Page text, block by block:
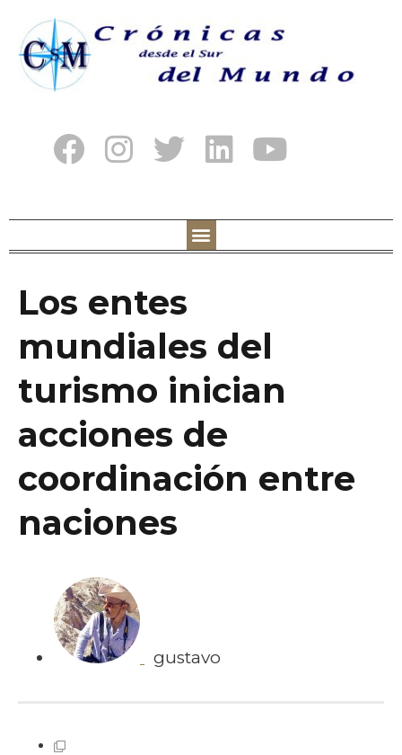
Los entes
mundiales del
turismo inician
acciones de
coordinación entre
naciones
gustavo